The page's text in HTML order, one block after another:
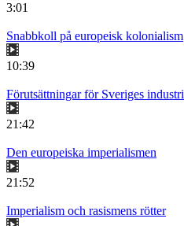
3:01
Snabbkoll på europeisk kolonialism
10:39
Förutsättningar för Sveriges
21:42
Den europeiska imperialismen
21:52
Imperialism och rasismens rötter